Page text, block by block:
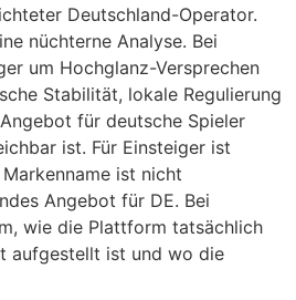
Deutschland-Operator.
nüchterne Analyse. Bei
um Hochglanz-Versprechen
Stabilität, lokale Regulierung
für deutsche Spieler
ist. Für Einsteiger ist
ist nicht
Angebot für DE. Bei
wie die Plattform tatsächlich
aufgestellt ist und wo die